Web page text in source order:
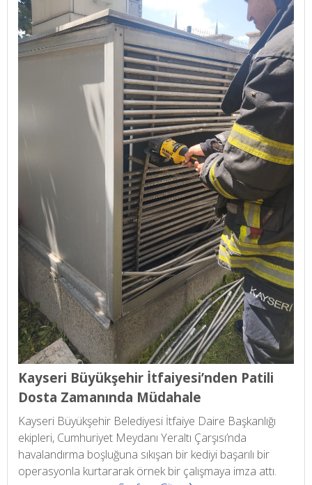
Kayseri Büyükşehir İtfaiyesi’nden Patili
Dosta Zamanında Müdahale
Kayseri Büyükşehir Belediyesi İtfaiye Daire Başkanlığı
ekipleri, Cumhuriyet Meydanı Yeraltı Çarşısı’nda
havalandırma boşluğuna sıkışan bir kediyi başarılı bir
operasyonla kurtararak örnek bir çalışmaya imza attı.